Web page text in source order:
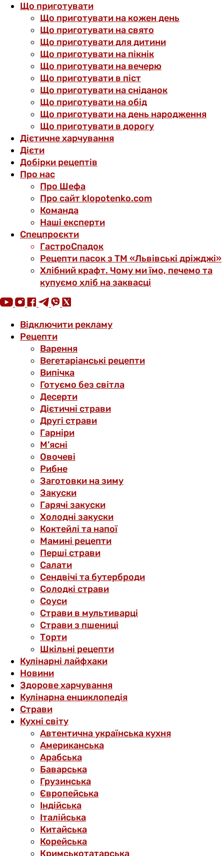
Що приготувати
Що приготувати на кожен день
Що приготувати на свято
Що приготувати для дитини
Що приготувати на пікнік
Що приготувати на вечерю
Що приготувати в піст
Що приготувати на сніданок
Що приготувати на обід
Що приготувати на день народження
Що приготувати в дорогу
Дієтичне харчування
Дієти
Добірки рецептів
Про нас
Про Шефа
Про сайт klopotenko.com
Команда
Наші експерти
Спецпроєкти
ГастроСпадок
Рецепти пасок з ТМ «Львівські дріжджі»
Хлібний крафт. Чому ми їмо, печемо та
купуємо хліб на заквасці
Відключити рекламу
Рецепти
Варення
Вегетаріанські рецепти
Випічка
Готуємо без світла
Десерти
Дієтичні страви
Другі страви
Гарніри
М’ясні
Овочеві
Рибне
Заготовки на зиму
Закуски
Гарячі закуски
Холодні закуски
Коктейлі та напої
Мамині рецепти
Перші страви
Салати
Сендвічі та бутерброди
Солодкі страви
Соуси
Страви в мультиварці
Страви з пшениці
Торти
Шкільні рецепти
Кулінарні лайфхаки
Новини
Здорове харчування
Кулінарна енциклопедія
Страви
Кухні світу
Автентична українська кухня
Американська
Арабська
Баварська
Грузинська
Європейська
Індійська
Італійська
Китайська
Корейська
Кримськотатарська